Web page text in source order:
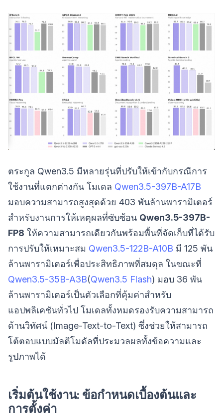
ตระกูล Qwen3.5 มีหลายรุ่นที่ปรับให้เข้ากับกรณีการ
ใช้งานที่แตกต่างกัน โมเดล Qwen3.5-397B-A17B
มอบความสามารถสูงสุดด้วย 403 พันล้านพารามิเตอร์
สำหรับงานการให้เหตุผลที่ซับซ้อน Qwen3.5-397B-
FP8 ให้ความสามารถเดียวกันพร้อมพื้นที่จัดเก็บที่ได้รับ
การปรับให้เหมาะสม Qwen3.5-122B-A10B มี 125 พัน
ล้านพารามิเตอร์เพื่อประสิทธิภาพที่สมดุล ในขณะที่
Qwen3.5-35B-A3B(Qwen3.5 Flash) มอบ 36 พัน
ล้านพารามิเตอร์เป็นตัวเลือกที่คุ้มค่าสำหรับ
แอปพลิเคชันทั่วไป โมเดลทั้งหมดรองรับความสามารถ
ด้านวิทัศน์ (Image-Text-to-Text) ซึ่งช่วยให้สามารถ
โต้ตอบแบบมัลติโมดัลที่ประมวลผลทั้งข้อความและ
รูปภาพได้
เริ่มต้นใช้งาน: ข้อกำหนดเบื้องต้นและ
การตั้งค่า